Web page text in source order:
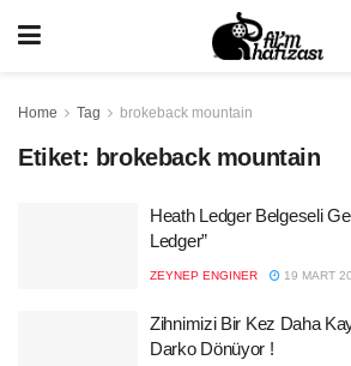
Home Tag brokeback mountain
Etiket: brokeback mountain
Heath Ledger Belgeseli
Ledger”
ZEYNEP ENGINER 19 MART
Zihnimizi Bir Kez Daha
Darko Dönüyor !